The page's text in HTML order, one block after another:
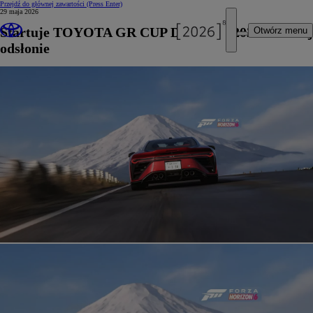
Przejdź do głównej zawartości (Press Enter)
Otwórz menu
29 maja 2026
Startuje TOYOTA GR CUP DIGITAL 2026 w nowej
odsłonie